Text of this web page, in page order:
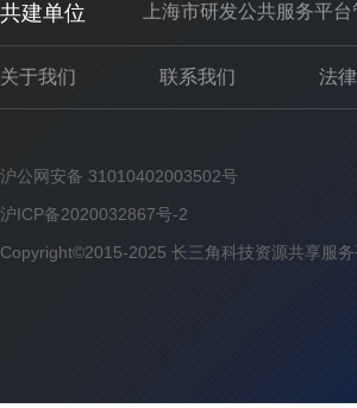
共建单位 上海市研发公共服务平
关于我们 联系我们 法
沪公网安备 31010402003502号
沪ICP备2020032867号-2
Copyright©2015-2025 长三角科技资源共享服